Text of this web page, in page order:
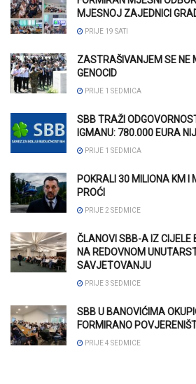
MJESNOJ ZAJEDNICI
PRIJE 19 SATI
ZASTRAŠIVANJEM SE NE
GENOCID
PRIJE 1 SEDMICA
SBB TRAŽI
IGMANU: 780.000 EURA
PRIJE 1 SEDMICA
POKRALI 30 MILIONA KM I
PROĆI
PRIJE 2 SEDMICE
ČLANOVI SBB-A IZ CIJELE
NA REDOVNOM
SAVJETOVANJU
PRIJE 3 SEDMICE
SBB U BANOVIĆIMA
FORMIRANO
PRIJE 4 SEDMICE